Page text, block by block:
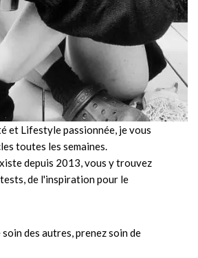
et Lifestyle passionnée, je vous
toutes les semaines.
depuis 2013, vous y trouvez
de l'inspiration pour le
des autres, prenez soin de